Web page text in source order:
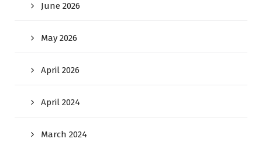
June 2026
May 2026
April 2026
April 2024
March 2024